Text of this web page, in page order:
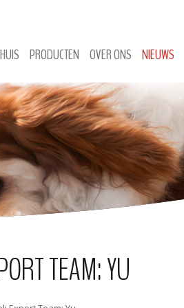
HUIS PRODUCTEN OVER ONS NIEUWS
TEAM: YU